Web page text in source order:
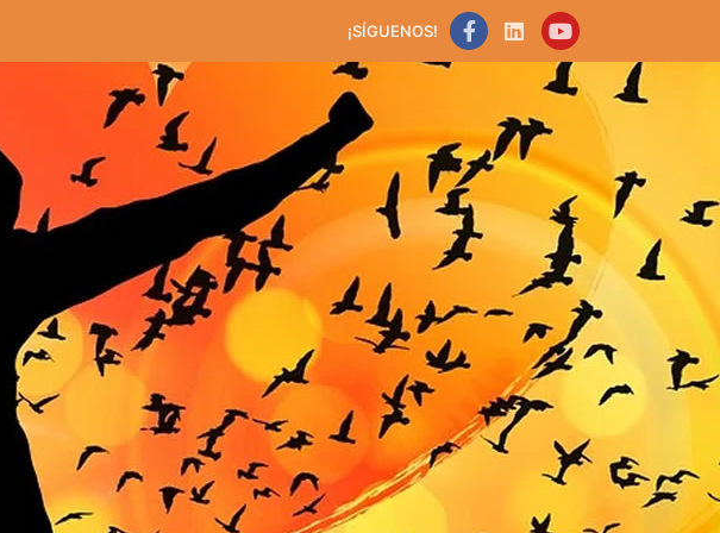
¡SÍGUENOS!